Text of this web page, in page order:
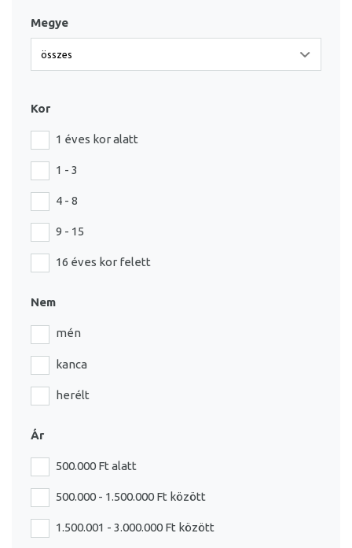
Megye
Kor
1 éves kor alatt
1 - 3
4 - 8
9 - 15
16 éves kor felett
Nem
mén
kanca
herélt
Ár
500.000 Ft alatt
500.000 - 1.500.000 Ft között
1.500.001 - 3.000.000 Ft között